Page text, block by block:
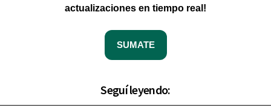
actualizaciones en tiempo real!
SUMATE
Seguí leyendo: